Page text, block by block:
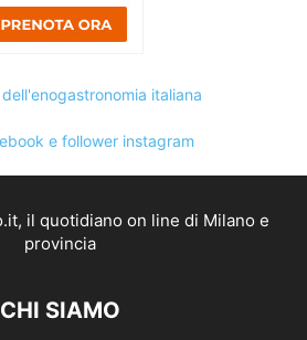
CHI SIAMO